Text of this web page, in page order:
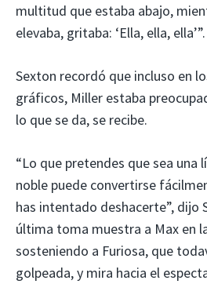
multitud que estaba abajo,
elevaba, gritaba: ‘Ella, ella, ella’”.
Sexton recordó que incluso en
gráficos, Miller estaba
lo que se da, se recibe.
“Lo que pretendes que sea una
noble puede convertirse
has intentado deshacerte”, dijo
última toma muestra a Max en
sosteniendo a Furiosa, que
golpeada, y mira hacia el